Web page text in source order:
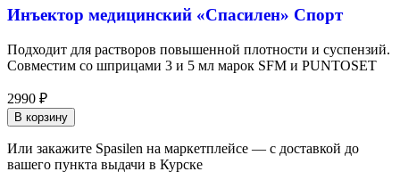
Инъектор медицинский «Спасилен» Спорт
Подходит для растворов повышенной плотности и суспензий.
Совместим со шприцами 3 и 5 мл марок SFM и PUNTOSET
2990 ₽
В корзину
Или закажите Spasilen на маркетплейсе — с доставкой до
вашего пункта выдачи в Курске